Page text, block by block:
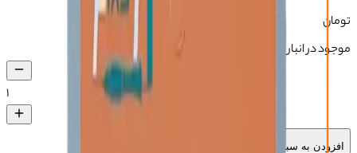
تومان
موجود در انبار
۱
افزودن به سبد خرید